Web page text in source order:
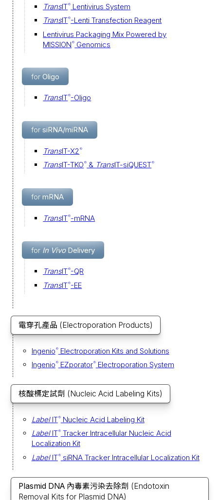
TransIT® Lentivirus System
TransIT®-Lenti Transfection Reagent
Lentivirus Packaging Mix Powered by
MISSION ® Genomics
forOligo
TransIT®-Oligo
forsiRNA/miRNA
TransIT-X2 ®
TransIT-TKO ® & TransIT-siQUEST®
formRNA
TransIT®-mRNA
forIn VivoDelivery
TransIT®-QR
TransIT®-EE
電穿孔產品 (Electroporation Products)
Ingenio ®Electroporation Kits and Solutions
Ingenio ®EZporator®Electroporation System
核酸標定試劑 (Nucleic Acid Labeling Kits)
LabelIT®Nucleic Acid Labeling Kit
LabelIT®Tracker Intracellular Nucleic Acid
Localization Kit
LabelIT®siRNA Tracker Intracellular Localization Kit
Plasmid DNA 內毒素污染去除劑 (Endotoxin
Removal Kits for Plasmid DNA)